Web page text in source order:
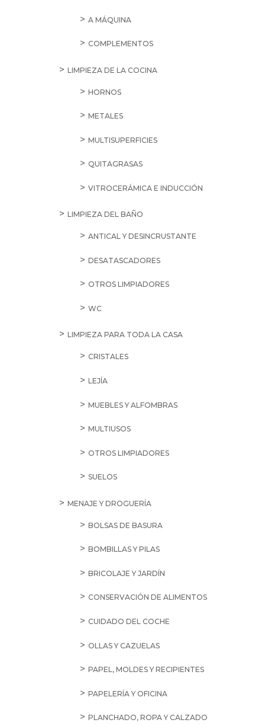
A MÁQUINA
COMPLEMENTOS
LIMPIEZA DE LA COCINA
HORNOS
METALES
MULTISUPERFICIES
QUITAGRASAS
VITROCERÁMICA E INDUCCIÓN
LIMPIEZA DEL BAÑO
ANTICAL Y DESINCRUSTANTE
DESATASCADORES
OTROS LIMPIADORES
WC
LIMPIEZA PARA TODA LA CASA
CRISTALES
LEJÍA
MUEBLES Y ALFOMBRAS
MULTIUSOS
OTROS LIMPIADORES
SUELOS
MENAJE Y DROGUERÍA
BOLSAS DE BASURA
BOMBILLAS Y PILAS
BRICOLAJE Y JARDÍN
CONSERVACIÓN DE ALIMENTOS
CUIDADO DEL COCHE
OLLAS Y CAZUELAS
PAPEL, MOLDES Y RECIPIENTES
PAPELERÍA Y OFICINA
PLANCHADO, ROPA Y CALZADO